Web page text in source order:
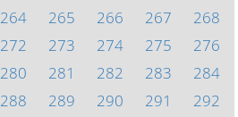
264 265 266 267
268
272 273 274 275
276
280 281 282 283
284
288 289 290 291
292